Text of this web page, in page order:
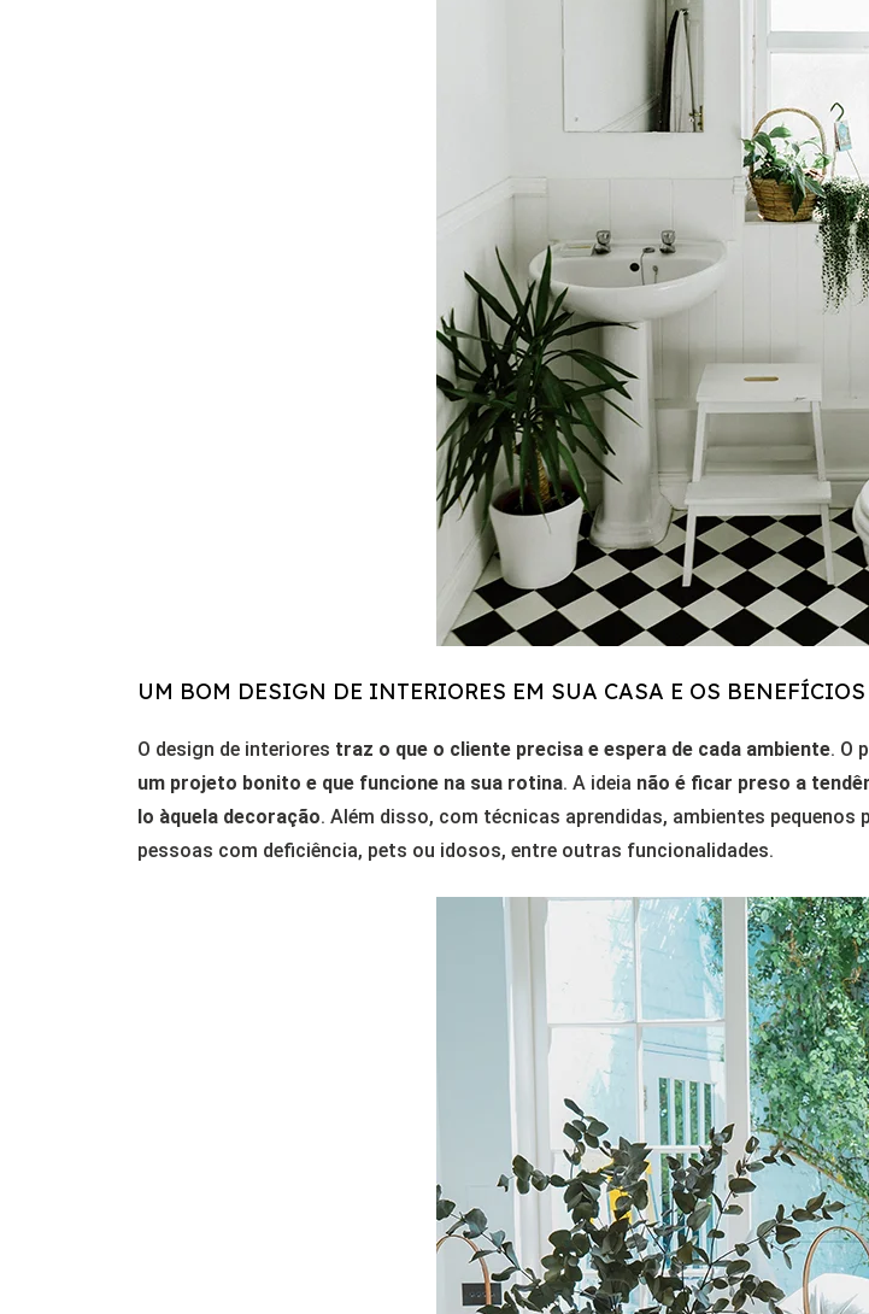
UM BOM DESIGN DE INTERIORES EM SUA CASA E OS
O design de interiores traz o que o cliente precisa e espera de cada ambiente. O
um projeto bonito e que funcione na sua rotina. A ideia não é ficar preso a
lo àquela decoração. Além disso, com técnicas aprendidas, ambientes
pessoas com deficiência, pets ou idosos, entre outras funcionalidades.